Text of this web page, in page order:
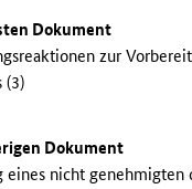
Dokument
zur
(3)
Dokument
eines nicht genehmigten